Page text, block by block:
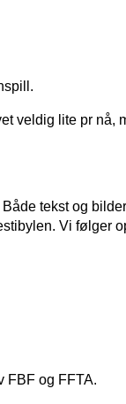
veldig lite pr nå,
tekst og
Vi følger
FBF og FFTA.